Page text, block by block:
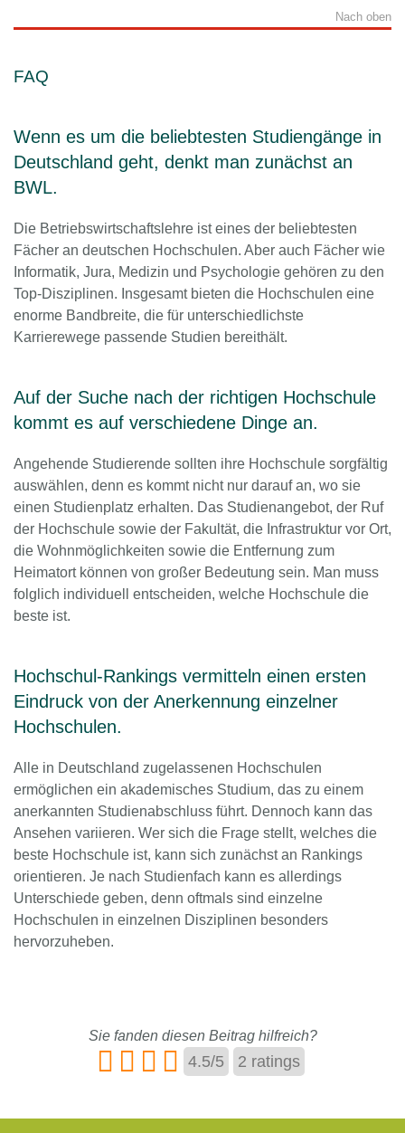
Nach oben
FAQ
Wenn es um die beliebtesten Studiengänge in
Deutschland geht, denkt man zunächst an
BWL.
Die Betriebswirtschaftslehre ist eines der beliebtesten
Fächer an deutschen Hochschulen. Aber auch Fächer wie
Informatik, Jura, Medizin und Psychologie gehören zu den
Top-Disziplinen. Insgesamt bieten die Hochschulen eine
enorme Bandbreite, die für unterschiedlichste
Karrierewege passende Studien bereithält.
Auf der Suche nach der richtigen Hochschule
kommt es auf verschiedene Dinge an.
Angehende Studierende sollten ihre Hochschule sorgfältig
auswählen, denn es kommt nicht nur darauf an, wo sie
einen Studienplatz erhalten. Das Studienangebot, der Ruf
der Hochschule sowie der Fakultät, die Infrastruktur vor Ort,
die Wohnmöglichkeiten sowie die Entfernung zum
Heimatort können von großer Bedeutung sein. Man muss
folglich individuell entscheiden, welche Hochschule die
beste ist.
Hochschul-Rankings vermitteln einen ersten
Eindruck von der Anerkennung einzelner
Hochschulen.
Alle in Deutschland zugelassenen Hochschulen
ermöglichen ein akademisches Studium, das zu einem
anerkannten Studienabschluss führt. Dennoch kann das
Ansehen variieren. Wer sich die Frage stellt, welches die
beste Hochschule ist, kann sich zunächst an Rankings
orientieren. Je nach Studienfach kann es allerdings
Unterschiede geben, denn oftmals sind einzelne
Hochschulen in einzelnen Disziplinen besonders
hervorzuheben.
Sie fanden diesen Beitrag hilfreich?
4.5/5 2 ratings